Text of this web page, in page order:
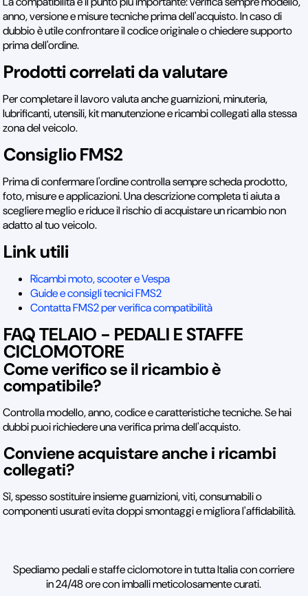
anno, versione e misure tecniche prima dell'acquisto. In caso di
dubbio è utile confrontare il codice originale o chiedere supporto
prima dell'ordine.
Prodotti correlati da valutare
Per completare il lavoro valuta anche guarnizioni, minuteria,
lubrificanti, utensili, kit manutenzione e ricambi collegati alla stessa
zona del veicolo.
Consiglio FMS2
Prima di confermare l'ordine controlla sempre scheda prodotto,
foto, misure e applicazioni. Una descrizione completa ti aiuta a
scegliere meglio e riduce il rischio di acquistare un ricambio non
adatto al tuo veicolo.
Link utili
Ricambi moto, scooter e Vespa
Guide e consigli tecnici FMS2
Contatta FMS2 per verifica compatibilità
FAQ TELAIO - PEDALI E STAFFE
CICLOMOTORE
Come verifico se il ricambio è
compatibile?
Controlla modello, anno, codice e caratteristiche tecniche. Se hai
dubbi puoi richiedere una verifica prima dell'acquisto.
Conviene acquistare anche i ricambi
collegati?
Sì, spesso sostituire insieme guarnizioni, viti, consumabili o
componenti usurati evita doppi smontaggi e migliora l'affidabilità.
Spediamo pedali e staffe ciclomotore in tutta Italia con corriere
in 24/48 ore con imballi meticolosamente curati.